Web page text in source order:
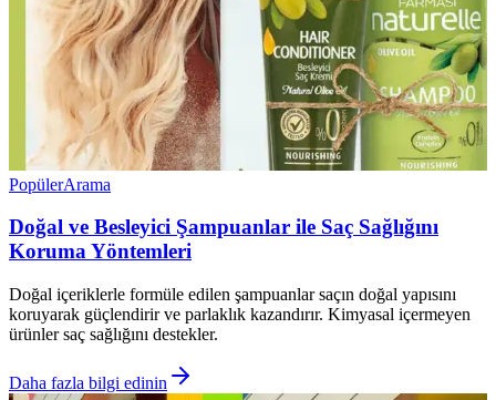
PopülerArama
Doğal ve Besleyici Şampuanlar ile Saç Sağlığını
Koruma Yöntemleri
Doğal içeriklerle formüle edilen şampuanlar saçın doğal yapısını
koruyarak güçlendirir ve parlaklık kazandırır. Kimyasal içermeyen
ürünler saç sağlığını destekler.
Daha fazla bilgi edinin